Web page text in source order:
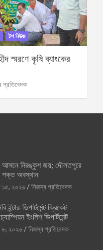
টপ নিউজ
স্মরণে কৃষি ব্যাংকের
প্রতিবেদক
১ আসনে নিরঙ্কুশ জয়; দৌলতপুরে
শক্ত অবস্থান
১৫, ২০২৬
নিজস্ব প্রতিবেদক
ইন্টার-ডিপার্টমেন্ট ক্রিকেট
চ্যাম্পিয়ন ইংলিশ ডিপার্টমেন্ট
৮, ২০২৬
নিজস্ব প্রতিবেদক